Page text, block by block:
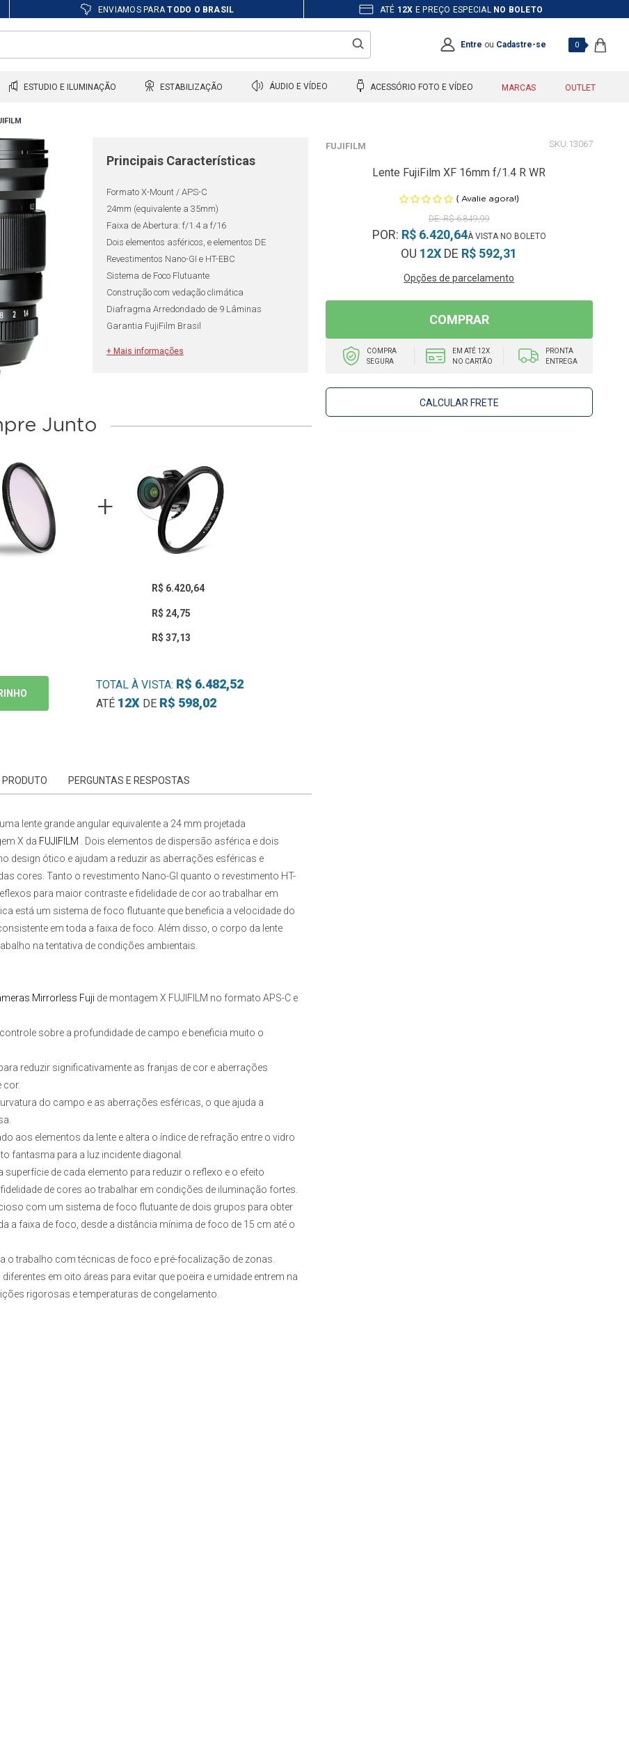
ENVIAMOS PARATODO O BRASIL ATÉ 12X E PREÇO ESPECIAL NO BOLETO
Entre ou Cadastre-se 0
ESTUDIO E ILUMINAÇÃO ESTABILIZAÇÃO ÁUDIO E VÍDEO ACESSÓRIO FOTO E VÍDEO MARCAS OUTLET
Principais Características
Formato X-Mount / APS-C
24mm (equivalente a 35mm)
Faixa de Abertura: f/1.4 a f/16
Dois elementos asféricos, e elementos DE
Revestimentos Nano-GI e HT-EBC
Sistema de Foco Flutuante
Construção com vedação climática
Diafragma Arredondado de 9 Lâminas
Garantia FujiFilm Brasil
+ Mais informações
FUJIFILM 13067
Lente FujiFilm XF 16mm f/1.4 R WR
( Avalie agora!)
R$ 6.849,99
POR: R$ 6.420,64
OU 12X DE R$ 592,31
Opções de parcelamento
COMPRAR
COMPRA
SEGURA
EM ATÉ 12X
NO CARTÃO
PRONTA
ENTREGA
CALCULAR FRETE
Junto
R$ 6.420,64
R$ 24,75
R$ 37,13
TOTAL À VISTA: R$ 6.482,52
ATÉ 12X DE R$ 598,02
PERGUNTAS E RESPOSTAS
lente grande angular equivalente a 24 mm projetada
X da FUJIFILM . Dois elementos de dispersão asférica e dois
design ótico e ajudam a reduzir as aberrações esféricas e
cores. Tanto o revestimento Nano-GI quanto o revestimento HT-
para maior contraste e fidelidade de cor ao trabalhar em
está um sistema de foco flutuante que beneficia a velocidade do
em toda a faixa de foco. Além disso, o corpo da lente
na tentativa de condições ambientais.
Mirrorless Fuji de montagem X FUJIFILM no formato APS-C e
sobre a profundidade de campo e beneficia muito o
reduzir significativamente as franjas de cor e aberrações
cor.
do campo e as aberrações esféricas, o que ajuda a
aos elementos da lente e altera o índice de refração entre o vidro
fantasma para a luz incidente diagonal.
de cada elemento para reduzir o reflexo e o efeito
de cores ao trabalhar em condições de iluminação fortes.
com um sistema de foco flutuante de dois grupos para obter
a faixa de foco, desde a distância mínima de foco de 15 cm até o
o trabalho com técnicas de foco e pré-focalização de zonas.
em oito áreas para evitar que poeira e umidade entrem na
rigorosas e temperaturas de congelamento.